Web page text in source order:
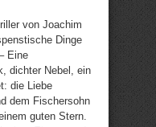
von Joachim
Dinge
Eine
dichter Nebel, ein
die Liebe
dem Fischersohn
guten Stern.